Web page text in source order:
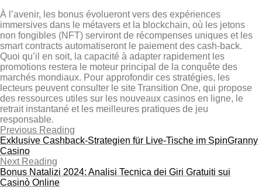
À l’avenir, les bonus évolueront vers des expériences
immersives dans le métavers et la blockchain, où les jetons
non fongibles (NFT) serviront de récompenses uniques et les
smart contracts automatiseront le paiement des cash‑back.
Quoi qu’il en soit, la capacité à adapter rapidement les
promotions restera le moteur principal de la conquête des
marchés mondiaux. Pour approfondir ces stratégies, les
lecteurs peuvent consulter le site Transition One, qui propose
des ressources utiles sur les nouveaux casinos en ligne, le
retrait instantané et les meilleures pratiques de jeu
responsable.
Previous Reading
Exklusive Cashback‑Strategien für Live‑Tische im SpinGranny
Casino
Next Reading
Bonus Natalizi 2024: Analisi Tecnica dei Giri Gratuiti sui
Casinò Online